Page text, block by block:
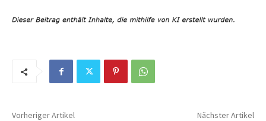
Vorheriger Artikel Nächster Artikel